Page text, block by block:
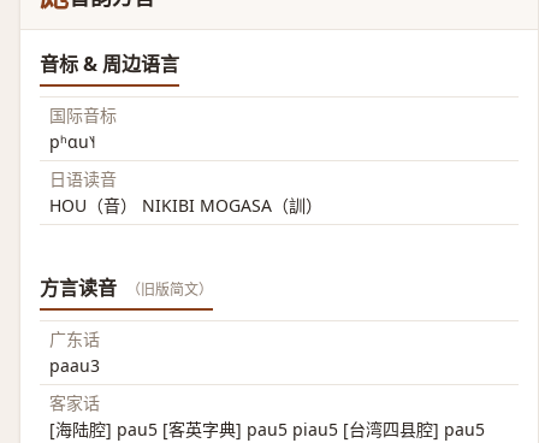
音标 & 周边语言
国际音标
pʰɑu˥˧
日语读音
HOU（音） NIKIBI MOGASA（訓）
方言读音 （旧版简文）
广东话
paau3
客家话
[海陆腔] pau5 [客英字典] pau5 piau5 [台湾四县腔] pau5